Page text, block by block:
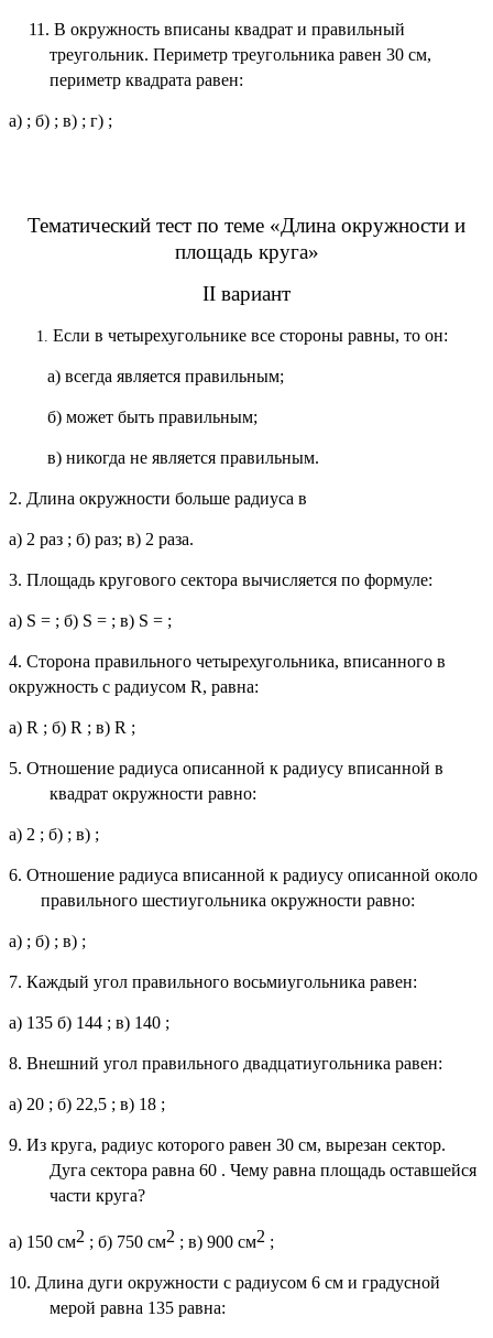
11. В окружность вписаны квадрат и правильный
треугольник. Периметр треугольника равен 30 см,
периметр квадрата равен:
а) ; б) ; в) ; г) ;
Тематический тест по теме «Длина окружности и
площадь круга»
II вариант
Если в четырехугольнике все стороны равны, то он:
а) всегда является правильным;
б) может быть правильным;
в) никогда не является правильным.
2. Длина окружности больше радиуса в
а) 2 раз ; б) раз; в) 2 раза.
3. Площадь кругового сектора вычисляется по формуле:
а) S = ; б) S = ; в) S = ;
4. Сторона правильного четырехугольника, вписанного в
окружность с радиусом R, равна:
а) R ; б) R ; в) R ;
5. Отношение радиуса описанной к радиусу вписанной в
квадрат окружности равно:
а) 2 ; б) ; в) ;
6. Отношение радиуса вписанной к радиусу описанной около
правильного шестиугольника окружности равно:
а) ; б) ; в) ;
7. Каждый угол правильного восьмиугольника равен:
а) 135 б) 144 ; в) 140 ;
8. Внешний угол правильного двадцатиугольника равен:
а) 20 ; б) 22,5 ; в) 18 ;
9. Из круга, радиус которого равен 30 см, вырезан сектор.
Дуга сектора равна 60 . Чему равна площадь оставшейся
части круга?
а) 150 см2 ; б) 750 см2 ; в) 900 см2 ;
10. Длина дуги окружности с радиусом 6 см и градусной
мерой равна 135 равна: